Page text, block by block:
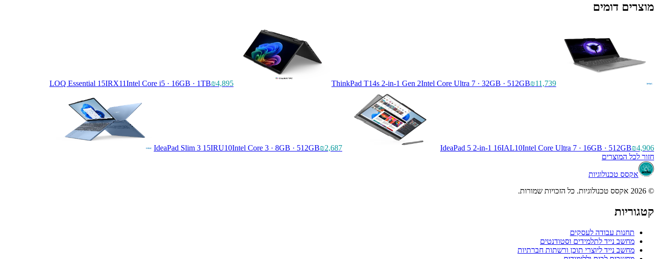
מוצרים דומים
LOQ Essential 15IRX11Intel Core i5 · 16GB · 1TB₪4,895 ThinkPad T14s 2-in-1 Gen 2Intel Core Ultra 7 · 32GB · 512GB₪11,739
IdeaPad Slim 3 15IRU10Intel Core 3 · 8GB · 512GB₪2,687 IdeaPad 5 2-in-1 16IAL10Intel Core Ultra 7 · 16GB · 512GB₪4,906
חזור לכל המוצרים
אקסס טכנולוגיות
© 2026 אקסס טכנולוגיות. כל הזכויות שמורות.
קטגוריות
תחנות עבודה לעסקים
מחשב נייד לתלמידים וסטודנטים
מחשב נייד ליוצרי תוכן ורשתות חברתיות